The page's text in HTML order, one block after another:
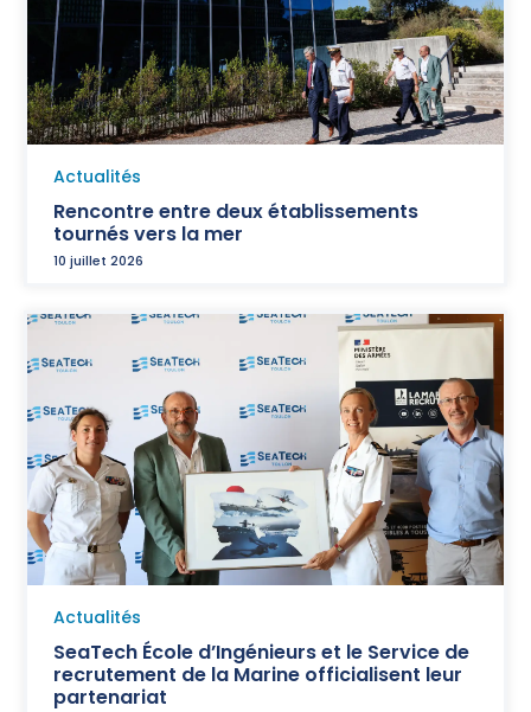
Actualités
Rencontre entre deux établissements
tournés vers la mer
10 juillet 2026
Actualités
SeaTech École d’Ingénieurs et le Service de
recrutement de la Marine officialisent leur
partenariat